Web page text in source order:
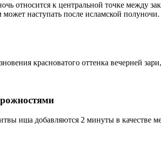
относится к центральной точке между
наступать после исламской
красноватого оттенка вечерней
иша добавляются 2 минуты в качестве